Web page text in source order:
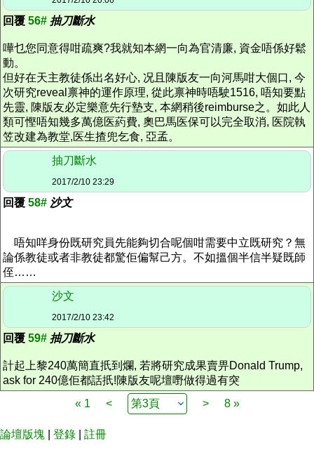
回覆 56# 抽刀斷水
嘩乜您同意得咁疏爽?我就知本網一向為官清廉, 資金唔係好鬆
動。
但好在天主教徒係出名好心, 况且陳版友一向河馬咁大個口, 今
次研究reveal禀神的運作原理, 從此禀神時唔駛1516, 唔知要點
先靈, 陳版友必定樂意先行墊支, 本網稍後reimburse之。如此人
類可慳唔知幾多萬億医葯費, 奧巴馬医保可以完全取消, 医院執
笠改建為教堂,医生揸兜乞食, 亞孟。
抽刀斷水
2017/2/10 23:29
回覆 58# 沙文
唔知咩身份既研究員先能夠切合呢個咁需要中立既研究？無
論係教徒或者非教徒都驚佢偏幫己方。不如搵個半信半疑既師
侄……
沙文
2017/2/10 23:42
回覆 59# 抽刀斷水
計起上黎240萬簡直扺到爛, 若將研究成果賣畀Donald Trump,
ask for 240億佢都話扺!陳版友呢壇嘢做得過有突
« 1
< > 8 »
論壇版塊 登錄 註冊